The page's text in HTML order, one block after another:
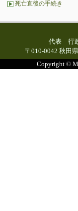
死亡直後の手続き
代表 行
〒010-0042 秋田
Copyright ©